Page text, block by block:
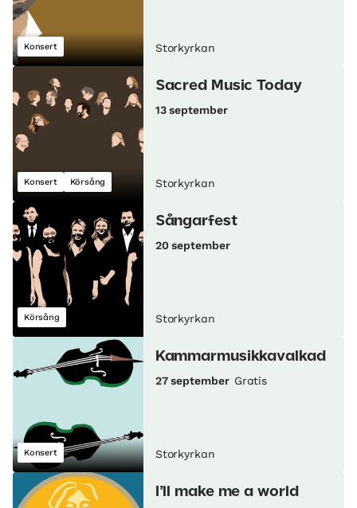
Konsert Storkyrkan
Konsert Körsång
Sacred Music Today
13 september
Storkyrkan
Körsång
Sångarfest
20 september
Storkyrkan
Konsert
Kammarmusikkavalkad
27 september Gratis
Storkyrkan
I’ll make me a world